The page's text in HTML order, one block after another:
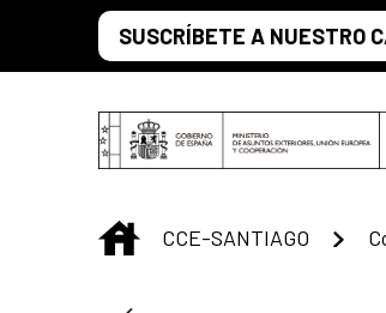
Saltar al contenido principal
SUSCRÍBETE A NUESTRO
INICIO
CCE-SANTIAGO